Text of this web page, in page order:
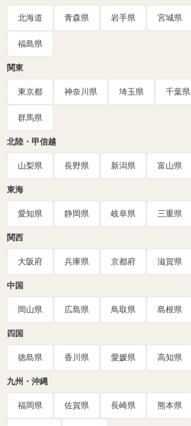
北海道 青森県 岩手県 宮城県
福島県
関東
東京都 神奈川県 埼玉県 千葉県
群馬県
北陸・甲信越
山梨県 長野県 新潟県 富山県
東海
愛知県 静岡県 岐阜県 三重県
関西
大阪府 兵庫県 京都府 滋賀県
中国
岡山県 広島県 鳥取県 島根県
四国
徳島県 香川県 愛媛県 高知県
九州・沖縄
福岡県 佐賀県 長崎県 熊本県